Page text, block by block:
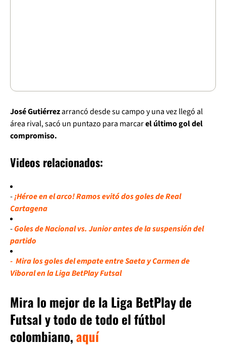
José Gutiérrezarrancó desde su campo y una vez llegó al
área rival, sacó un puntazo para marcarel último gol del
compromiso.
Videos relacionados:
-¡Héroe en el arco! Ramos evitó dos goles de Real
Cartagena
-Goles de Nacional vs. Junior antes de la suspensión del
partido
- Mira los goles del empate entre Saeta y Carmen de
Viboral en la Liga BetPlay Futsal
Mira lo mejor de la Liga BetPlay de
Futsal y todo de todo el fútbol
colombiano,aquí